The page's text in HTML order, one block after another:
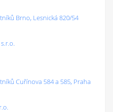
Brno, Lesnická 820/54
Cuřínova 584 a 585, Praha